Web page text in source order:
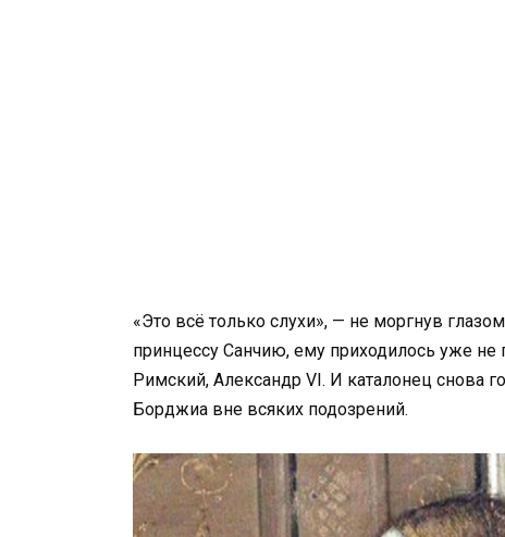
«Это всё только слухи», — не моргнув
принцессу Санчию, ему приходилось уже не
Римский, Александр VI. И каталонец снова
Борджиа вне всяких подозрений.